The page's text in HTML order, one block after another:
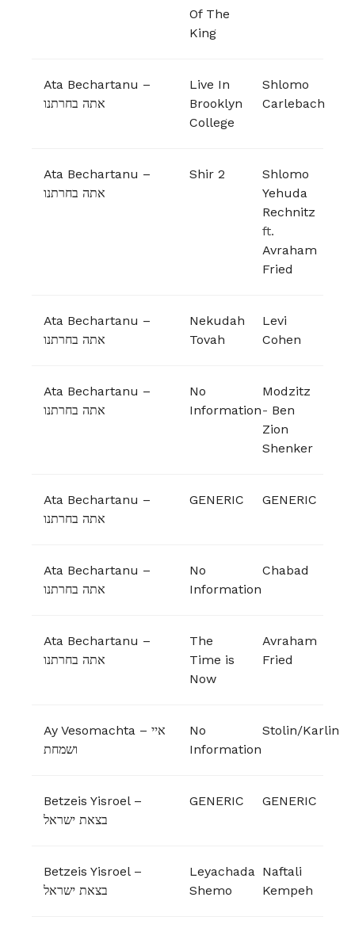
Of The
King
Ata Bechartanu –
אתה בחרתנו
Live In
Brooklyn
College
Shlomo
Carlebach
Ata Bechartanu –
אתה בחרתנו
Shir 2
Shlomo
Yehuda
Rechnitz
ft.
Avraham
Fried
Ata Bechartanu –
אתה בחרתנו
Nekudah
Tovah
Levi
Cohen
Ata Bechartanu –
אתה בחרתנו
No
Information
Modzitz
- Ben
Zion
Shenker
Ata Bechartanu –
אתה בחרתנו
GENERIC GENERIC
Ata Bechartanu –
אתה בחרתנו
No
Information
Chabad
Ata Bechartanu –
אתה בחרתנו
The
Time is
Now
Avraham
Fried
Ay Vesomachta – איי
ושמחת
No
Information
Stolin/Karlin
Betzeis Yisroel –
בצאת ישראל
GENERIC GENERIC
Betzeis Yisroel –
בצאת ישראל
Leyachada
Shemo
Naftali
Kempeh